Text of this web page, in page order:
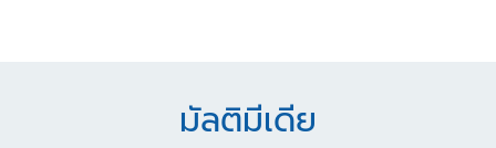
มัลติมีเดีย